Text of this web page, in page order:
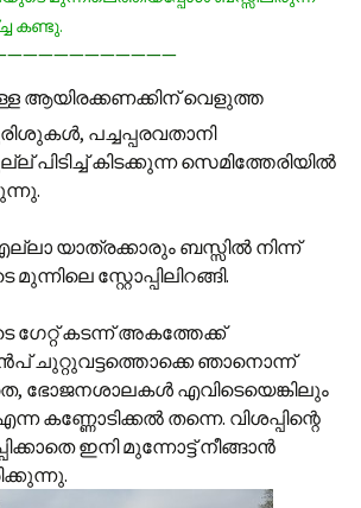
കണ്ടു.
ആയിരക്കണക്കിന് വെളുത്ത
പച്ചപ്പരവതാനി
പിടിച്ച് കിടക്കുന്ന സെമിത്തേരിയില്‍
യാത്രക്കാരും ബസ്സില്‍ നിന്ന്
സ്റ്റോപ്പിലിറങ്ങി.
ഗേറ്റ് കടന്ന് അകത്തേക്ക്
ചുറ്റുവട്ടത്തൊക്കെ ഞാനൊന്ന്
ഭോജനശാലകള്‍ എവിടെയെങ്കിലും
കണ്ണോടിക്കല്‍ തന്നെ. വിശപ്പിന്റെ
ഇനി മുന്നോട്ട് നീങ്ങാന്‍